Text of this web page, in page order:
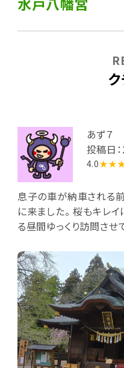
あず７
投稿日
4.0
息子の車が納車される
に来ました。 桜もキレ
る昼間ゆっくり訪問させ